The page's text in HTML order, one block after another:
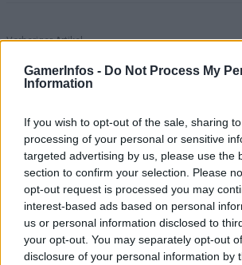
GamerInfos - Do Not Process My
Information
If you wish to opt-out of the sale, sharing
processing of your personal or sensitive
targeted advertising by us, please use the
section to confirm your selection. Please
opt-out request is processed you may
interest-based ads based on personal
us or personal information disclosed to
your opt-out. You may separately opt-out
disclosure of your personal information by
Vorheriger Artikel
frische GTA 6 Preorder
Gerüchte
RELATED ARTICLES
.News
Sony bereitet sich auf GTA 6 vor – PS5-
gesichert
3. August 2026
.News
Halo: Campaign Evolved erhält erstes Update –